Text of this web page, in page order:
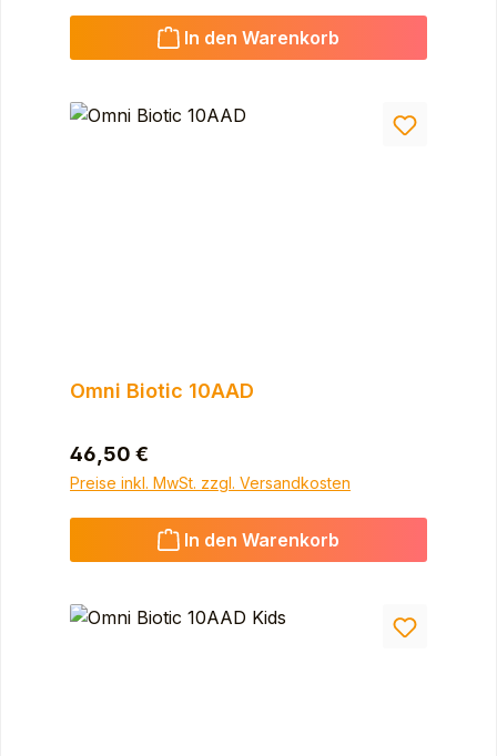
In den Warenkorb
Omni Biotic 10AAD
Regulärer Preis:
46,50 €
Preise inkl. MwSt. zzgl. Versandkosten
In den Warenkorb